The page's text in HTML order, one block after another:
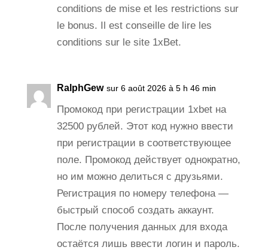
conditions de mise et les restrictions sur
le bonus. Il est conseille de lire les
conditions sur le site 1xBet.
RalphGew sur 6 août 2026 à 5 h 46 min
Промокод при регистрации 1xbet на
32500 рублей. Этот код нужно ввести
при регистрации в соответствующее
поле. Промокод действует однократно,
но им можно делиться с друзьями.
Регистрация по номеру телефона —
быстрый способ создать аккаунт.
После получения данных для входа
остаётся лишь ввести логин и пароль.